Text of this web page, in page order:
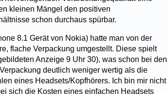
kleinen Mängel den positiven
schon durchaus spürbar.
8.1 Gerät von Nokia) hatte man von der
flache Verpackung umgestellt. Diese spielt
Anzeige 9 Uhr 30), was schon bei den
deutlich weniger wertig als die
eines Headsets/Kopfhörers. Ich bin mir nicht
sich die Kosten eines einfachen Headsets